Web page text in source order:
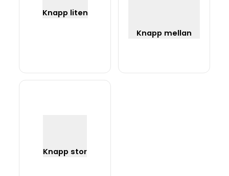
Knapp liten
Knapp mellan
Knapp stor